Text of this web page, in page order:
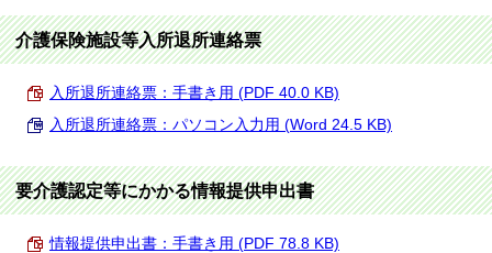
介護保険施設等入所退所連絡票
入所退所連絡票：手書き用 (PDF 40.0 KB)
入所退所連絡票：パソコン入力用 (Word 24.5 KB)
要介護認定等にかかる情報提供申出書
情報提供申出書：手書き用 (PDF 78.8 KB)